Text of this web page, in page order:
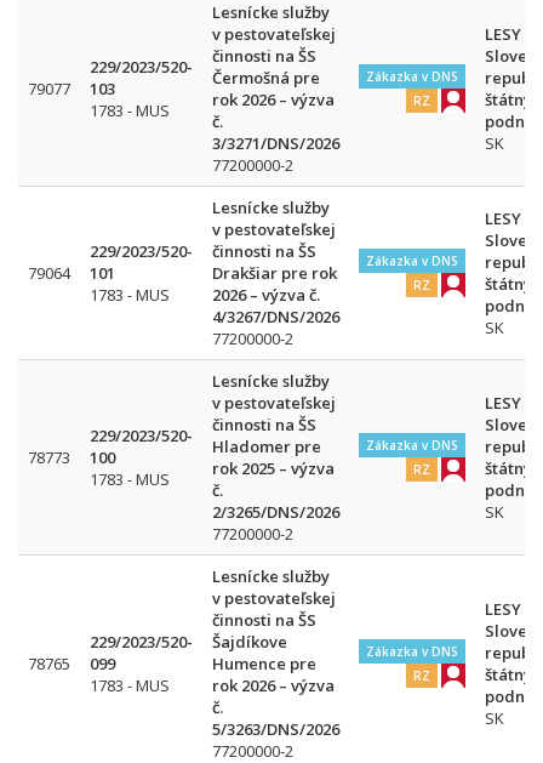
79077
229/2023/520-
103
1783 - MUS
Lesnícke služby
v pestovateľskej
činnosti na ŠS
Čermošná pre
rok 2026 – výzva
č.
3/3271/DNS/2026
77200000-2
Zákazka v DNS
RZ
LESY
štátny
podnik
SK
79064
229/2023/520-
101
1783 - MUS
Lesnícke služby
v pestovateľskej
činnosti na ŠS
Drakšiar pre rok
2026 – výzva č.
4/3267/DNS/2026
77200000-2
Zákazka v DNS
RZ
LESY
štátny
podnik
SK
78773
229/2023/520-
100
1783 - MUS
Lesnícke služby
v pestovateľskej
činnosti na ŠS
Hladomer pre
rok 2025 – výzva
č.
2/3265/DNS/2026
77200000-2
Zákazka v DNS
RZ
LESY
štátny
podnik
SK
78765
229/2023/520-
099
1783 - MUS
Lesnícke služby
v pestovateľskej
činnosti na ŠS
Šajdíkove
Humence pre
rok 2026 – výzva
č.
5/3263/DNS/2026
77200000-2
Zákazka v DNS
RZ
LESY
štátny
podnik
SK